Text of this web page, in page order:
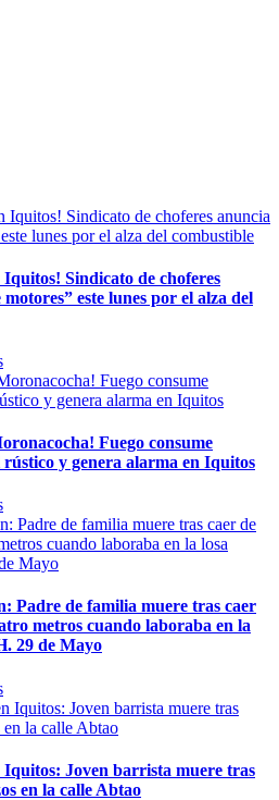
Sindicato de choferes
este lunes por el alza del
Fuego consume
y genera alarma en Iquitos
Padre de familia muere tras caer
metros cuando laboraba en la
29 de Mayo
Iquitos: Joven barrista muere tras
en la calle Abtao